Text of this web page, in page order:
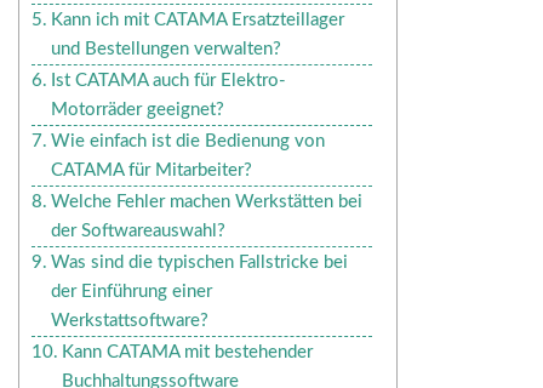
Kann ich mit CATAMA Ersatzteillager
und Bestellungen verwalten?
Ist CATAMA auch für Elektro-
Motorräder geeignet?
Wie einfach ist die Bedienung von
CATAMA für Mitarbeiter?
Welche Fehler machen Werkstätten bei
der Softwareauswahl?
Was sind die typischen Fallstricke bei
der Einführung einer
Werkstattsoftware?
Kann CATAMA mit bestehender
Buchhaltungssoftware